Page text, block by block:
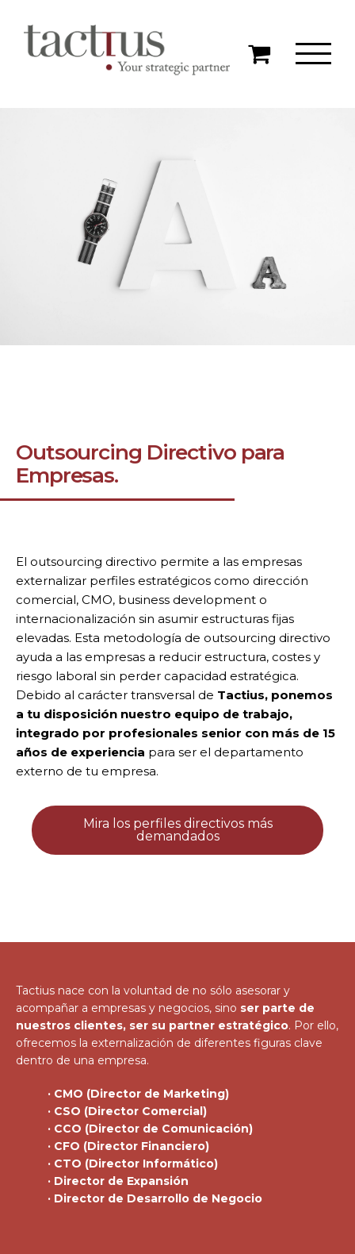
Outsourcing Directivo para
Empresas.
El outsourcing directivo permite a las empresas
externalizar perfiles estratégicos como dirección
comercial, CMO, business development o
internacionalización sin asumir estructuras fijas
elevadas. Esta metodología de outsourcing directivo
ayuda a las empresas a reducir estructura, costes y
riesgo laboral sin perder capacidad estratégica.
Debido al carácter transversal de Tactius, ponemos
a tu disposición nuestro equipo de trabajo,
integrado por profesionales senior con más de 15
años de experiencia para ser el departamento
externo de tu empresa.
Mira los perfiles directivos más
demandados
Tactius nace con la voluntad de no sólo asesorar y
acompañar a empresas y negocios, sino ser parte de
nuestros clientes, ser su partner estratégico. Por ello,
ofrecemos la externalización de diferentes figuras clave
dentro de una empresa.
· CMO (Director de Marketing)
· CSO (Director Comercial)
· CCO (Director de Comunicación)
· CFO (Director Financiero)
· CTO (Director Informático)
· Director de Expansión
· Director de Desarrollo de Negocio